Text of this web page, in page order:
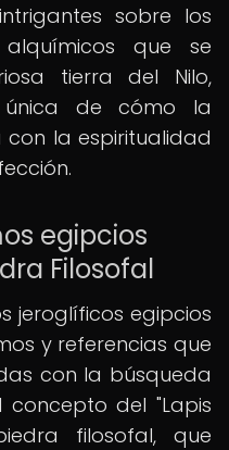
sobre los
que se
tierra del Nilo,
única de cómo la
la espiritualidad
egipcios
Filosofal
jeroglíficos egipcios
y referencias que
con la búsqueda
del "Lapis
filosofal, que